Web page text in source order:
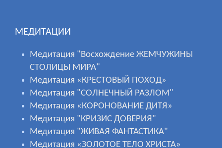
МЕДИТАЦИИ
Медитация "Восхождение ЖЕМЧУЖИНЫ
СТОЛИЦЫ МИРА"
Медитация «КРЕСТОВЫЙ ПОХОД»
Медитация "СОЛНЕЧНЫЙ РАЗЛОМ"
Медитация «КОРОНОВАНИЕ ДИТЯ»
Медитация "КРИЗИС ДОВЕРИЯ"
Медитация "ЖИВАЯ ФАНТАСТИКА"
Медитация «ЗОЛОТОЕ ТЕЛО ХРИСТА»